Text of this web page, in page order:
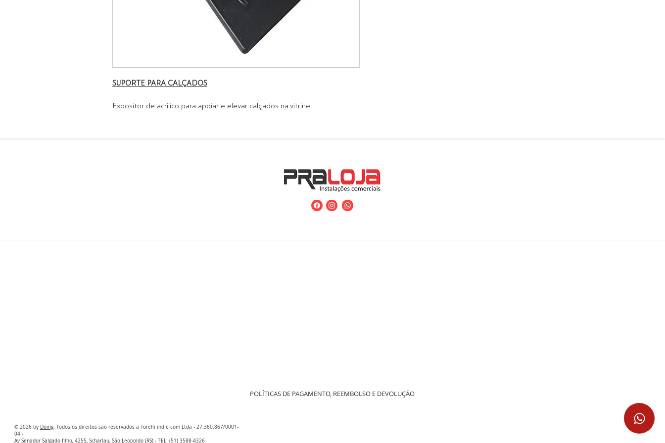
SUPORTE PARA CALÇADOS
Expositor de acrílico para apoiar e elevar calçados na vitrine.
POLÍTICAS DE PAGAMENTO, REEMBOLSO E DEVOLUÇÃO
​​​​© 2026 by Doing. Todos os direitos são reservados a Torelli ind e com Ltda - 27.360.867/0001-
04 -
Av Senador Salgado filho, 4255, Scharlau, São Leopoldo (RS) - TEL: (51) 3588-4326